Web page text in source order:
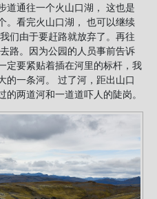
道通往一个火山口湖， 这也是
。看完火山口湖， 也可以继续
们由于要赶路就放弃了。再往
路。因为公园的人员事前告诉
定要紧贴着插在河里的标杆，我
的一条河。 过了河，距出山口
两道河和一道道吓人的陡岗。